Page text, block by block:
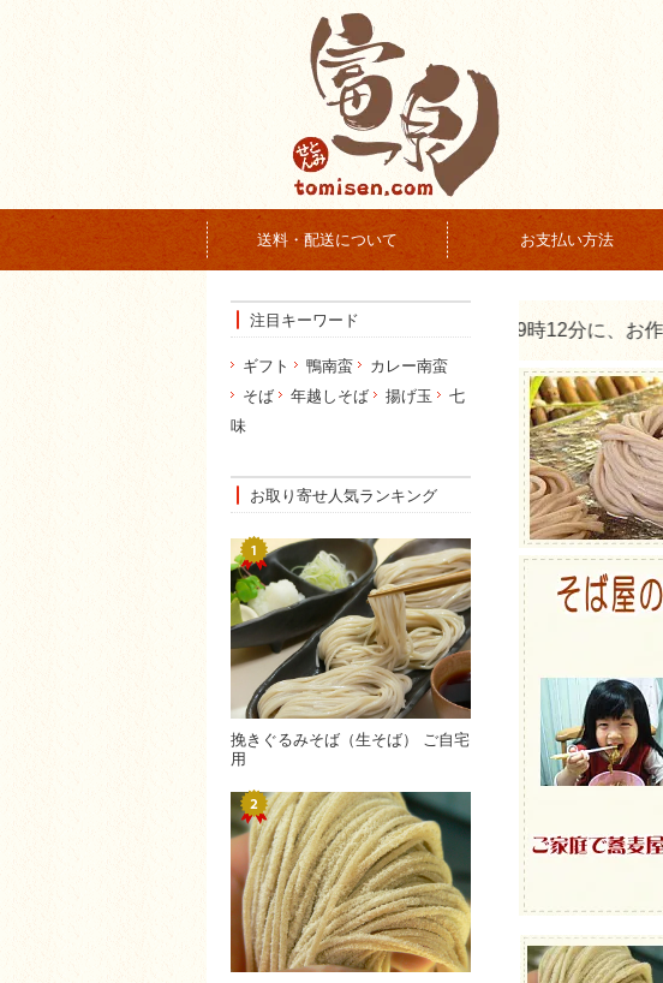
送料・配送について お支払い方法
注目キーワード
ギフト 鴨南蛮
カレー南蛮
そば
年越しそば 揚げ玉
七
味
お取り寄せ人気ランキング
挽きぐるみそば（生そば） ご自宅
用